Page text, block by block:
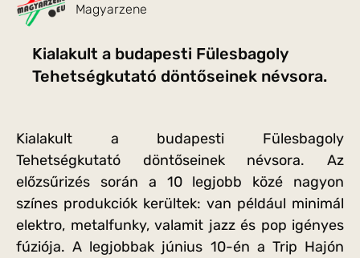
Magyarzene
Kialakult a budapesti Fülesbagoly
Tehetségkutató döntőseinek névsora.
Kialakult a budapesti Fülesbagoly
Tehetségkutató döntőseinek névsora. Az
előzsűrizés során a 10 legjobb közé nagyon
színes produkciók kerültek: van például minimál
elektro, metalfunky, valamit jazz és pop igényes
fúziója. A legjobbak június 10-én a Trip Hajón